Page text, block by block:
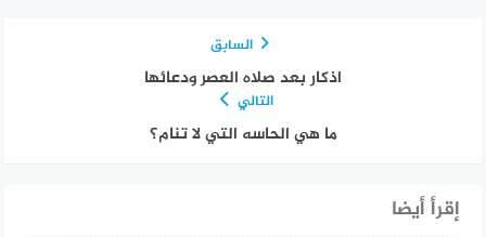
السابق
اذكار بعد صلاه العصر ودعائها
التالي
ما هي الحاسه التي لا تنام؟
إقرأ أيضا